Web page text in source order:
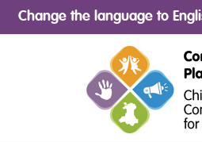
Change the language to